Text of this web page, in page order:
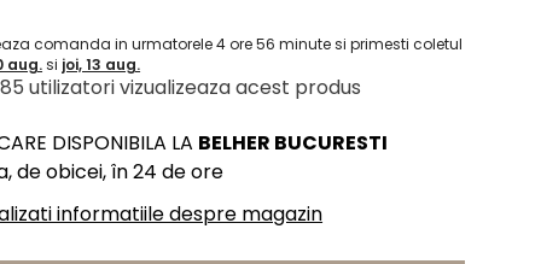
comanda in urmatorele4ore56 minutesi primesti coletul
aug.si joi, 13 aug.
utilizatori vizualizeaza acest produs
DISPONIBILA LA BELHER BUCURESTI
de obicei, în 24 de ore
informatiile despre magazin